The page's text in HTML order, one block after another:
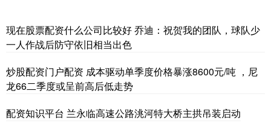
现在股票配资什么公司比较好 乔迪：祝贺我的团队，球队少
一人作战后防守依旧相当出色
炒股配资门户配资 成本驱动单季度价格暴涨8600元/吨 ，尼
龙66二季度或呈前高后低走势
配资知识平台 兰永临高速公路洮河特大桥主拱吊装启动